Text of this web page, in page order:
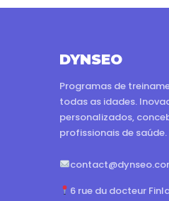
DYNSEO
Programas de
todas as idades.
personalizados,
profissionais de saúde.
6 rue du docteur